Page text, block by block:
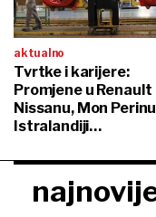
aktualno
Tvrtke i karijere:
Promjene u Renault
Nissanu, Mon
Istralandiji…